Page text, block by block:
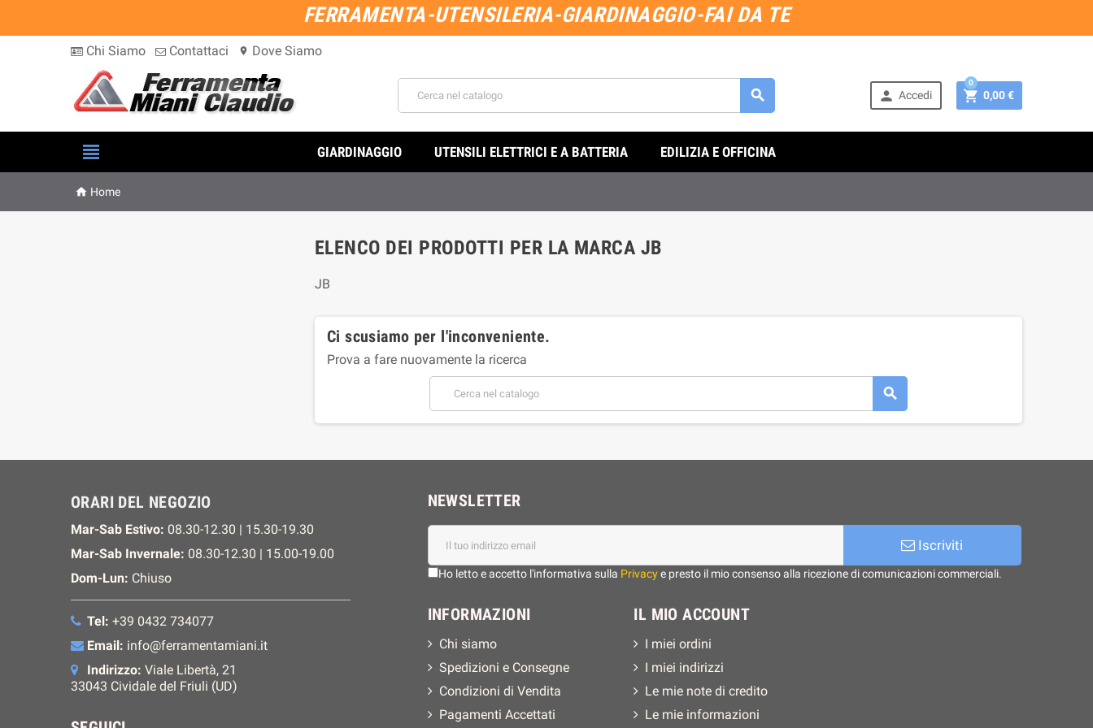
FERRAMENTA-UTENSILERIA-GIARDINAGGIO-FAI DA TE
Chi Siamo Contattaci location_on Dove Siamo
  Accedi  0,00 €
0
 GIARDINAGGIO UTENSILI ELETTRICI E A BATTERIA EDILIZIA E OFFICINA
 Home
ELENCO DEI PRODOTTI PER LA MARCA JB
JB
Ci scusiamo per l'inconveniente.
Prova a fare nuovamente la ricerca

ORARI DEL NEGOZIO
Mar-Sab Estivo: 08.30-12.30 | 15.30-19.30
Mar-Sab Invernale: 08.30-12.30 | 15.00-19.00
Dom-Lun: Chiuso
Tel: +39 0432 734077
Email: info@ferramentamiani.it
Indirizzo: Viale Libertà, 21
33043 Cividale del Friuli (UD)
NEWSLETTER
Iscriviti
Ho letto e accetto l'informativa sulla Privacye presto il mio consenso alla ricezione di comunicazioni commerciali.
INFORMAZIONI
Chi siamo
Spedizioni e Consegne
Condizioni di Vendita
Pagamenti Accettati
IL MIO ACCOUNT
I miei ordini
I miei indirizzi
Le mie note di credito
Le mie informazioni